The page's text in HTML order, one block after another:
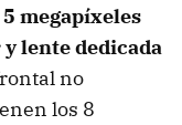
5 megapíxeles
lente dedicada
no
los 8